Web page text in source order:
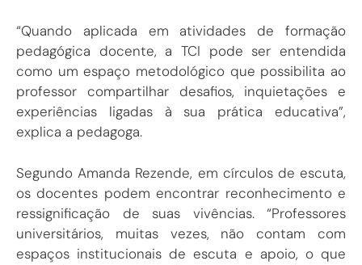
“Quando aplicada em atividades de formação
pedagógica docente, a TCI pode ser entendida
como um espaço metodológico que possibilita ao
professor compartilhar desafios, inquietações e
experiências ligadas à sua prática educativa”,
explica a pedagoga.
Segundo Amanda Rezende, em círculos de escuta,
os docentes podem encontrar reconhecimento e
ressignificação de suas vivências. “Professores
universitários, muitas vezes, não contam com
espaços institucionais de escuta e apoio, o que